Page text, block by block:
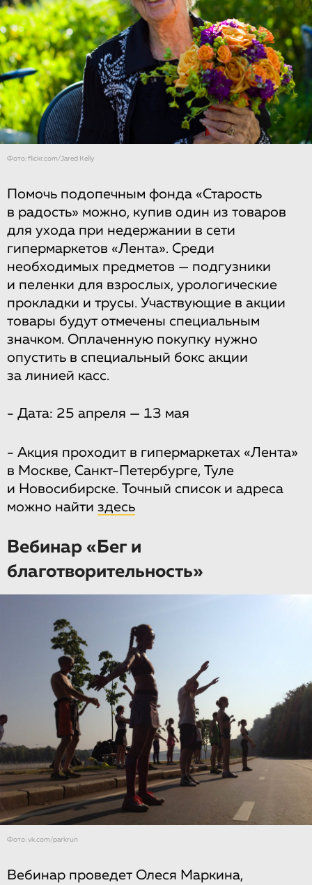
Фото: flickr.com/Jared Kelly
Помочь подопечным фонда «Старость
в радость» можно, купив один из товаров
для ухода при недержании в сети
гипермаркетов «Лента». Среди
необходимых предметов — подгузники
и пеленки для взрослых, урологические
прокладки и трусы. Участвующие в акции
товары будут отмечены специальным
значком. Оплаченную покупку нужно
опустить в специальный бокс акции
за линией касс.
- Дата: 25 апреля — 13 мая
- Акция проходит в гипермаркетах «Лента»
в Москве, Санкт-Петербурге, Туле
и Новосибирске. Точный список и адреса
можно найти здесь
Вебинар «Бег и
благотворительность»
Фото: vk.com/parkrun
Вебинар проведет Олеся Маркина,